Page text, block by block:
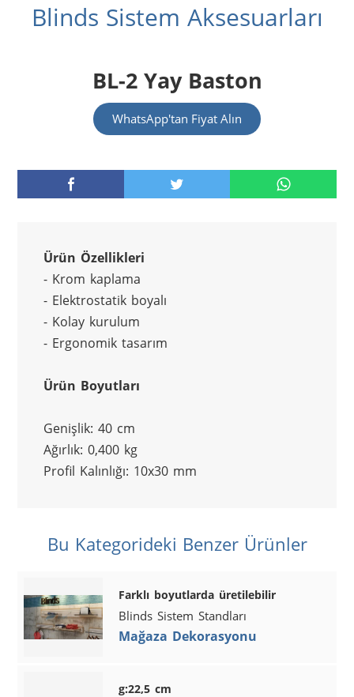
Blinds Sistem Aksesuarları
BL-2 Yay Baston
WhatsApp'tan Fiyat Alın
Ürün Özellikleri
- Krom kaplama
- Elektrostatik boyalı
- Kolay kurulum
- Ergonomik tasarım
Ürün Boyutları
Genişlik: 40 cm
Ağırlık: 0,400 kg
Profil Kalınlığı: 10x30 mm
Bu Kategorideki Benzer Ürünler
Farklı boyutlarda üretilebilir
Blinds Sistem Standları
Mağaza Dekorasyonu
g:22,5 cm